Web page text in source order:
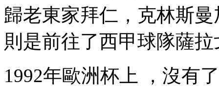
歸老東家拜仁，克林斯曼
則是前往了西甲球隊薩拉
1992年歐洲杯上 ，沒有